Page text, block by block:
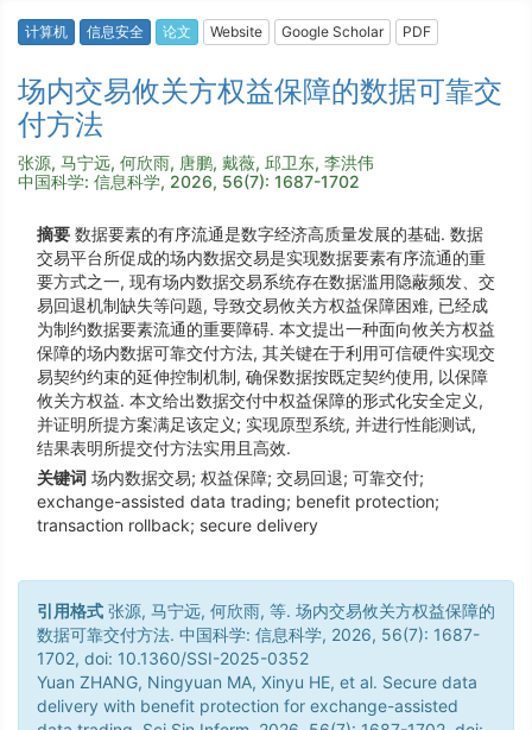
计算机 信息安全 论文 Website Google Scholar PDF
场内交易攸关方权益保障的数据可靠交
付方法
张源, 马宁远, 何欣雨, 唐鹏, 戴薇, 邱卫东, 李洪伟
中国科学: 信息科学, 2026, 56(7): 1687-1702
摘要 数据要素的有序流通是数字经济高质量发展的基础. 数据
交易平台所促成的场内数据交易是实现数据要素有序流通的重
要方式之一, 现有场内数据交易系统存在数据滥用隐蔽频发、交
易回退机制缺失等问题, 导致交易攸关方权益保障困难, 已经成
为制约数据要素流通的重要障碍. 本文提出一种面向攸关方权益
保障的场内数据可靠交付方法, 其关键在于利用可信硬件实现交
易契约约束的延伸控制机制, 确保数据按既定契约使用, 以保障
攸关方权益. 本文给出数据交付中权益保障的形式化安全定义,
并证明所提方案满足该定义; 实现原型系统, 并进行性能测试,
结果表明所提交付方法实用且高效.
关键词 场内数据交易; 权益保障; 交易回退; 可靠交付;
exchange-assisted data trading; benefit protection;
transaction rollback; secure delivery
引用格式 张源, 马宁远, 何欣雨, 等. 场内交易攸关方权益保障的
数据可靠交付方法. 中国科学: 信息科学, 2026, 56(7): 1687-
1702, doi: 10.1360/SSI-2025-0352
Yuan ZHANG, Ningyuan MA, Xinyu HE, et al. Secure data
delivery with benefit protection for exchange-assisted